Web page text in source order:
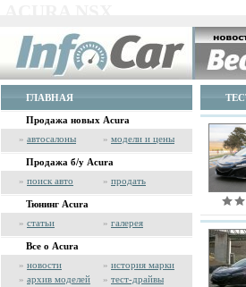
ГЛАВНАЯ
Продажа новых Acura
» автосалоны » модели и цены
Продажа б/у Acura
» поиск авто » продать
Тюнинг Acura
» статьи » галерея
Все о Acura
» новости » история марки
» архив моделей » тест-драйвы